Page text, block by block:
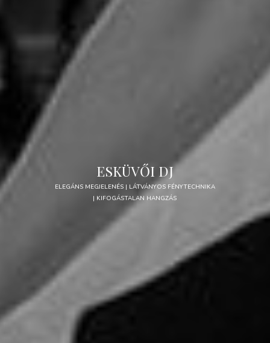
ESKÜVŐI DJ
ELEGÁNS MEGJELENÉS | LÁTVÁNYOS FÉNYTECHNIKA
| KIFOGÁSTALAN HANGZÁS